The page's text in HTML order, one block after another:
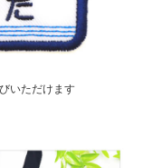
いただけます